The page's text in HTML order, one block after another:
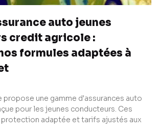
auto jeunes
credit agricole :
formules adaptées à
propose une gamme d'assurances auto
pour les jeunes conducteurs. Ces
adaptée et tarifs ajustés aux